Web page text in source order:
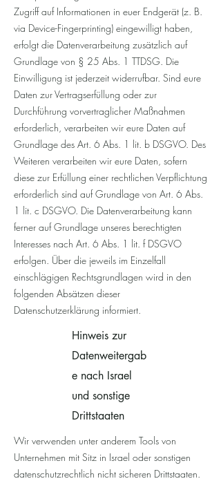
Zugriff auf Informationen in euer Endgerät (z. B.
via Device-Fingerprinting) eingewilligt haben,
erfolgt die Datenverarbeitung zusätzlich auf
Grundlage von § 25 Abs. 1 TTDSG. Die
Einwilligung ist jederzeit widerrufbar. Sind eure
Daten zur Vertragserfüllung oder zur
Durchführung vorvertraglicher Maßnahmen
erforderlich, verarbeiten wir eure Daten auf
Grundlage des Art. 6 Abs. 1 lit. b DSGVO. Des
Weiteren verarbeiten wir eure Daten, sofern
diese zur Erfüllung einer rechtlichen Verpflichtung
erforderlich sind auf Grundlage von Art. 6 Abs.
1 lit. c DSGVO. Die Datenverarbeitung kann
ferner auf Grundlage unseres berechtigten
Interesses nach Art. 6 Abs. 1 lit. f DSGVO
erfolgen. Über die jeweils im Einzelfall
einschlägigen Rechtsgrundlagen wird in den
folgenden Absätzen dieser
Datenschutzerklärung informiert.
Hinweis zur
Datenweitergab
e nach Israel
und sonstige
Drittstaaten
Wir verwenden unter anderem Tools von
Unternehmen mit Sitz in Israel oder sonstigen
datenschutzrechtlich nicht sicheren Drittstaaten.